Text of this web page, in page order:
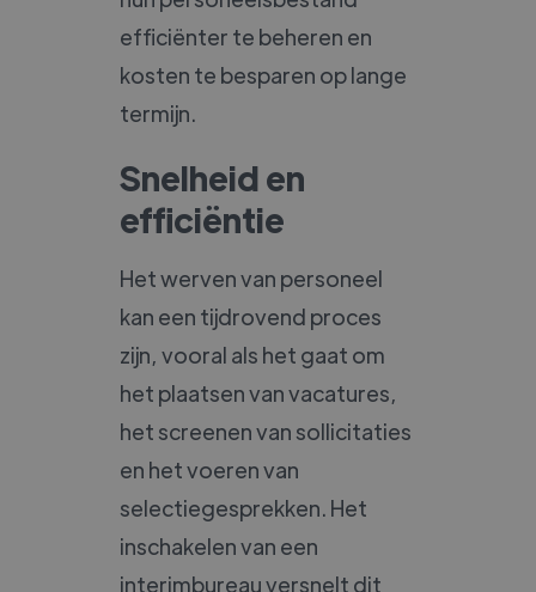
efficiënter te beheren en
kosten te besparen op lange
termijn.
Snelheid en
efficiëntie
Het werven van personeel
kan een tijdrovend proces
zijn, vooral als het gaat om
het plaatsen van vacatures,
het screenen van sollicitaties
en het voeren van
selectiegesprekken. Het
inschakelen van een
interimbureau versnelt dit